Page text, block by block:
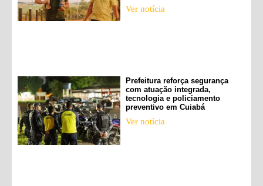
Ver notícia
Prefeitura reforça segurança
com atuação integrada,
tecnologia e policiamento
preventivo em Cuiabá
Ver notícia